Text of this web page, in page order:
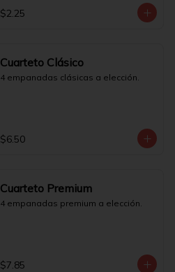
$2.25
Cuarteto Clásico
4 empanadas clásicas a elección.
$6.50
Cuarteto Premium
4 empanadas premium a elección.
$7.85